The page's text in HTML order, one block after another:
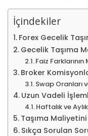
İçindekiler
Forex Gecelik
Gecelik Taşıma
Faiz
Broker
Swap Oranları
Uzun Vadeli
Haftalık ve
Taşıma
Sıkça Sorulan